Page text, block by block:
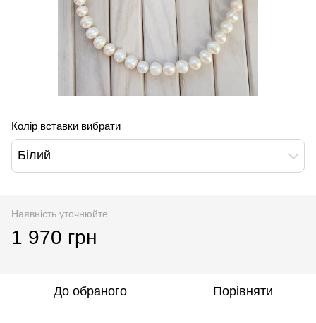
Колір вставки вибрати
Білий
Наявність уточнюйте
1 970 грн
До обраного Порівняти